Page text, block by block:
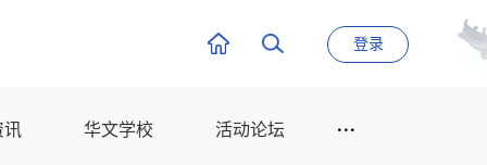
登录
讯 华文学校 活动论坛